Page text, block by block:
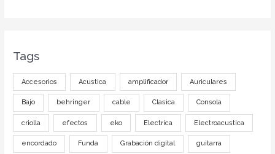
Tags
Accesorios Acustica amplificador Auriculares
Bajo behringer cable Clasica Consola
criolla efectos eko Electrica Electroacustica
encordado Funda Grabación digital guitarra